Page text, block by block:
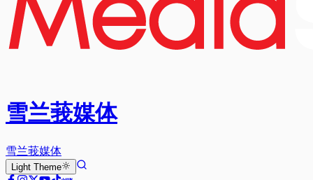
雪兰莪媒体
雪兰莪媒体
Light Theme